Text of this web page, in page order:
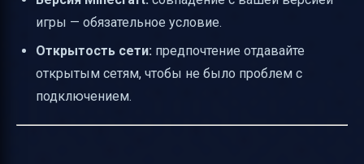
игры — обязательное условие.
Открытость сети: предпочтение отдавайте
открытым сетям, чтобы не было проблем с
подключением.